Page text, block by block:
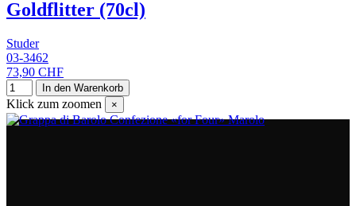
Goldflitter (70cl)
Studer
03-3462
73,90 CHF
In den Warenkorb
Klick zum zoomen ×